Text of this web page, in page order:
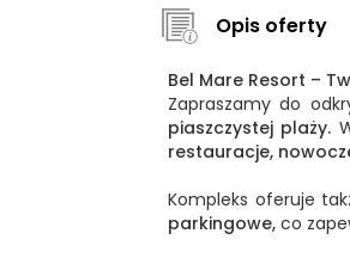
Opis oferty
Bel Mare Resort –
Zapraszamy do
piaszczystej plaży.
restauracje,
Kompleks oferuje
parkingowe, co